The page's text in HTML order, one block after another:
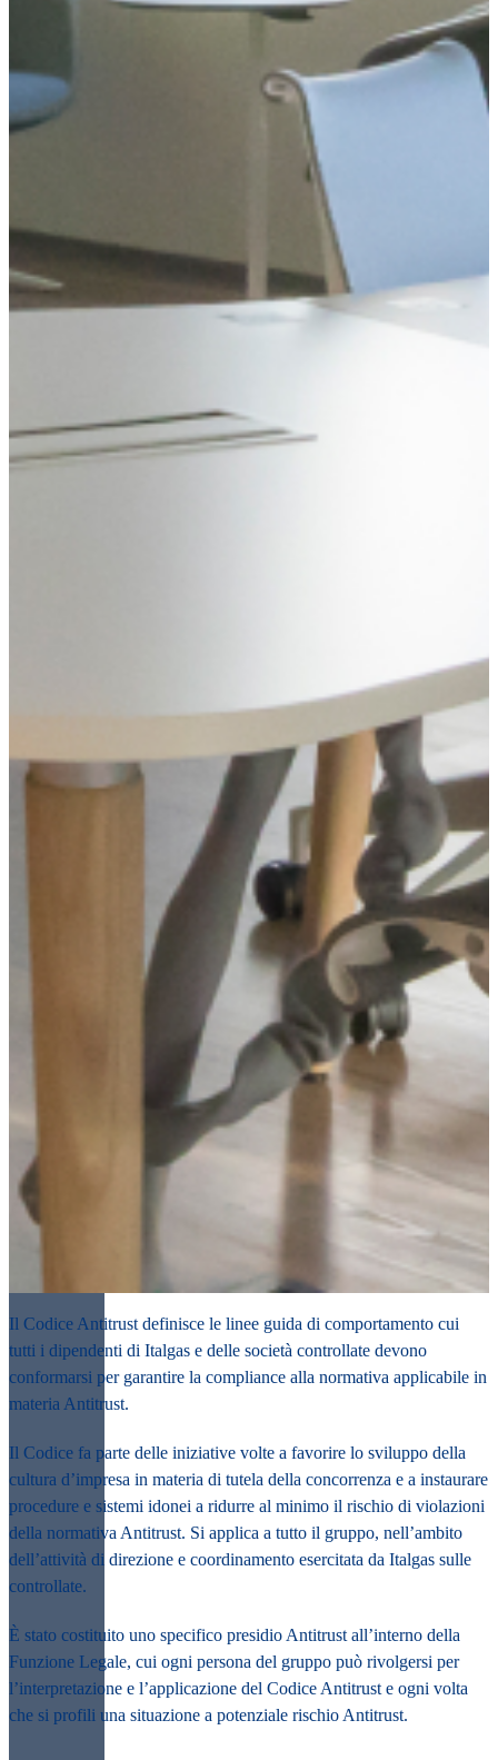
Il Codice Antitrust definisce le linee guida di comportamento cui
tutti i dipendenti di Italgas e delle società controllate devono
conformarsi per garantire la compliance alla normativa applicabile in
materia Antitrust.
Il Codice fa parte delle iniziative volte a favorire lo sviluppo della
cultura d’impresa in materia di tutela della concorrenza e a instaurare
procedure e sistemi idonei a ridurre al minimo il rischio di violazioni
della normativa Antitrust. Si applica a tutto il gruppo, nell’ambito
dell’attività di direzione e coordinamento esercitata da Italgas sulle
controllate.
È stato costituito uno specifico presidio Antitrust all’interno della
Funzione Legale, cui ogni persona del gruppo può rivolgersi per
l’interpretazione e l’applicazione del Codice Antitrust e ogni volta
che si profili una situazione a potenziale rischio Antitrust.